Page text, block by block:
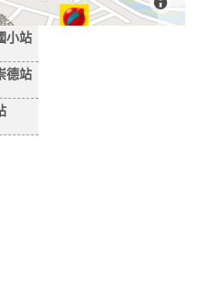
小站
德站